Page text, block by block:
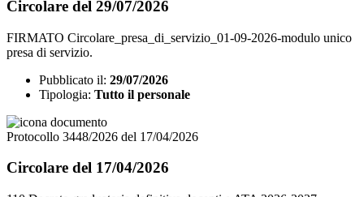
Circolare del 29/07/2026
FIRMATO Circolare_presa_di_servizio_01-09-2026-modulo unico
presa di servizio.
Pubblicato il: 29/07/2026
Tipologia: Tutto il personale
Protocollo 3448/2026 del 17/04/2026
Circolare del 17/04/2026